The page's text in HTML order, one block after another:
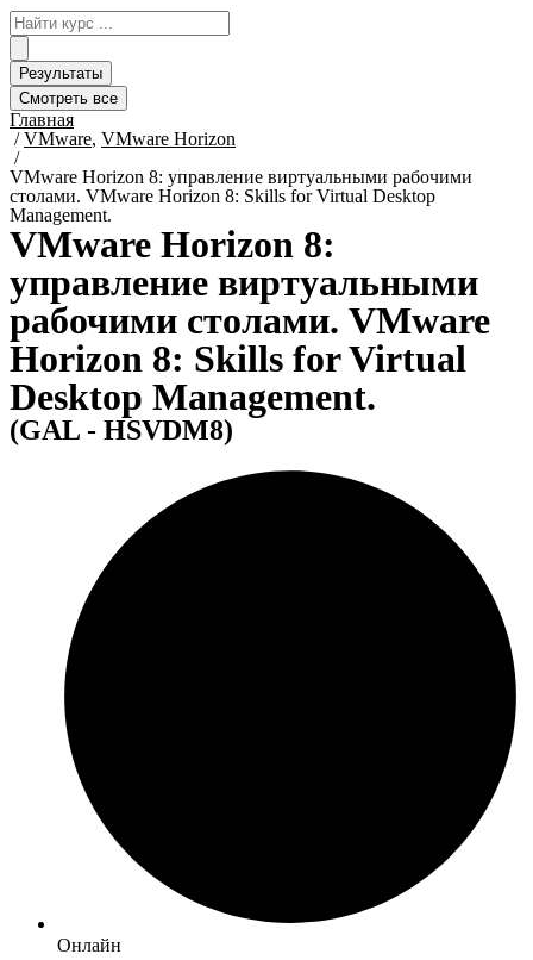
Search
...
Результаты
Смотреть все
Главная
/VMware, VMware Horizon
/
VMware Horizon 8: управлениe виртуальными рабочими
столами. VMware Horizon 8: Skills for Virtual Desktop
Management.
VMware Horizon 8:
управлениe виртуальными
рабочими столами. VMware
Horizon 8: Skills for Virtual
Desktop Management.
(GAL - HSVDM8)
Онлайн